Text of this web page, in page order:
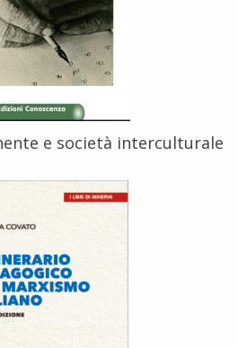
e società interculturale